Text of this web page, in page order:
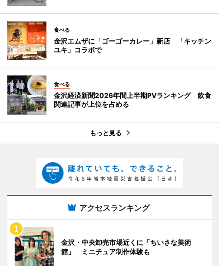
食べる
金沢エムザに「ゴーゴーカレー」新店 「キッチン
ユキ」コラボで
食べる
金沢経済新聞2026年間上半期PVランキング 飲食
関連記事が上位を占める
もっと見る
アクセスランキング
金沢・中央卸売市場近くに「ちいさな美術
館」 ミニチュア制作体験も